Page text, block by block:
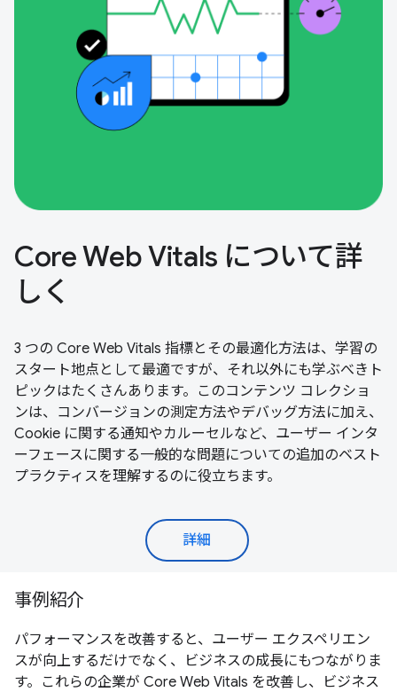
Core Web Vitals について詳
しく
3 つの Core Web Vitals 指標とその最適化方法は、学習の
スタート地点として最適ですが、それ以外にも学ぶべきト
ピックはたくさんあります。このコンテンツ コレクショ
ンは、コンバージョンの測定方法やデバッグ方法に加え、
Cookie に関する通知やカルーセルなど、ユーザー インタ
ーフェースに関する一般的な問題についての追加のベスト
プラクティスを理解するのに役立ちます。
詳細
事例紹介
パフォーマンスを改善すると、ユーザー エクスペリエン
スが向上するだけでなく、ビジネスの成長にもつながりま
す。これらの企業が Core Web Vitals を改善し、ビジネス